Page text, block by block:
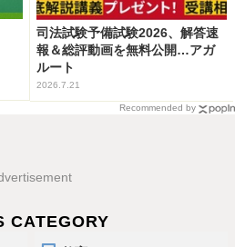
司法試験予備試験2026、解答速
報＆総評動画を無料公開…アガ
ルート
2026.7.21
Recommended by
CATEGORY